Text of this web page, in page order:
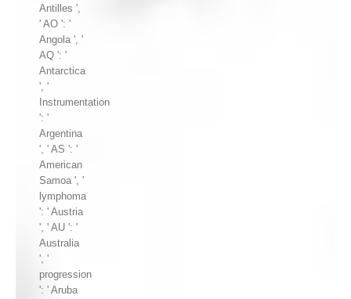
Antilles ',
' AO ': '
Angola ', '
AQ ': '
Antarctica
', '
Instrumentation
': '
Argentina
', ' AS ': '
American
Samoa ', '
lymphoma
': ' Austria
', ' AU ': '
Australia
', '
progression
': ' Aruba